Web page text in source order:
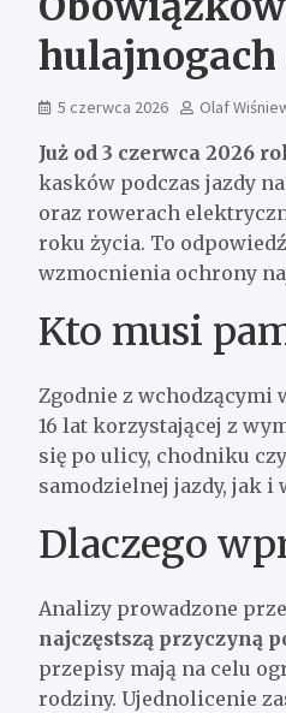
hulajnogach
5 czerwca 2026 Olaf
Już od 3 czerwca 2026
kasków podczas jazdy
oraz rowerach
roku życia. To
wzmocnienia ochrony
Kto musi
Zgodnie z wchodzącymi
16 lat korzystającej z
się po ulicy, chodniku
samodzielnej jazdy, jak
Dlaczego
Analizy prowadzone
najczęstszą przyczyną
przepisy mają na celu
rodziny. Ujednolicenie